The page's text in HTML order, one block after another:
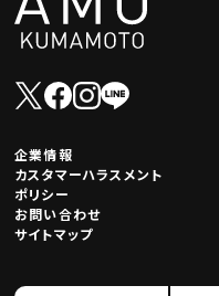
企業情報
カスタマーハラスメント
ポリシー
お問い合わせ
サイトマップ